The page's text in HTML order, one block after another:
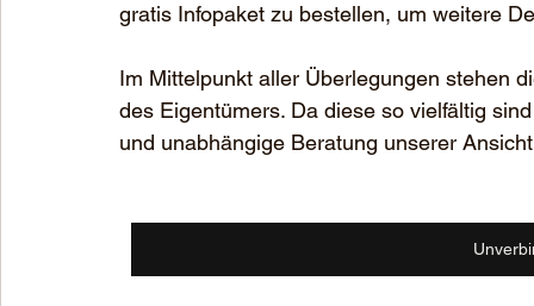
gratis Infopaket zu bestellen, um weitere
Im Mittelpunkt aller Überlegungen stehen
des Eigentümers. Da diese so vielfältig
und unabhängige Beratung unserer